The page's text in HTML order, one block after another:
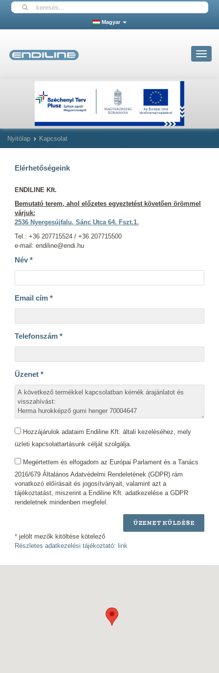
Magyar
Toggle
Nyitólap Kapcsolat
Elérhetőségeink
ENDILINE Kft.
Bemutató terem, ahol előzetes egyeztetést követően örömmel
várjuk:
2536 Nyergesújfalu, Sánc Utca 64. Fszt.1.
Tel.: +36 207715524 / +36 207715500
e-mail: endiline@endi.hu
Név *
Email cím *
Telefonszám *
Üzenet *
Hozzájárulok adataim Endiline Kft. általi kezeléséhez, mely
üzleti kapcsolattartásunk célját szolgálja.
Megértettem és elfogadom az Európai Parlament és a Tanács
2016/679 Általános Adatvédelmi Rendeletének (GDPR) rám
vonatkozó előírásait és jogosítványait, valamint azt a
tájékoztatást, miszerint a Endiline Kft. adatkezelése a GDPR
rendeletnek mindenben megfelel.
ÜZENET KÜLDÉSE
* jelölt mezők kitöltése kötelező
Részletes adatkezelési tájékoztató: link